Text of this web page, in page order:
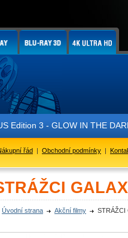
3 - GLOW IN THE DARK -
řád | Obchodní podmínky |
Úvodní strana Akční filmy STRÁŽCI